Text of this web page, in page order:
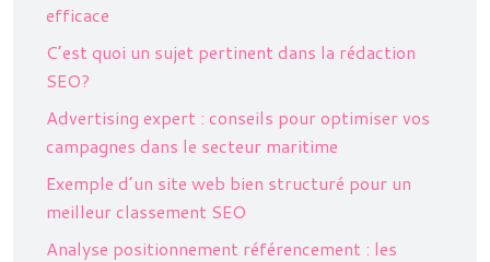
efficace
C’est quoi un sujet pertinent dans la rédaction
SEO?
Advertising expert : conseils pour optimiser vos
campagnes dans le secteur maritime
Exemple d’un site web bien structuré pour un
meilleur classement SEO
Analyse positionnement référencement : les